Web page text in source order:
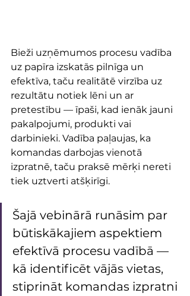
Bieži uzņēmumos procesu vadība
uz papīra izskatās pilnīga un
efektīva, taču realitātē virzība uz
rezultātu notiek lēni un ar
pretestību — īpaši, kad ienāk jauni
pakalpojumi, produkti vai
darbinieki. Vadība paļaujas, ka
komandas darbojas vienotā
izpratnē, taču praksē mērķi nereti
tiek uztverti atšķirīgi.
Šajā vebinārā runāsim par
būtiskākajiem aspektiem
efektīvā procesu vadībā —
kā identificēt vājās vietas,
stiprināt komandas izpratni